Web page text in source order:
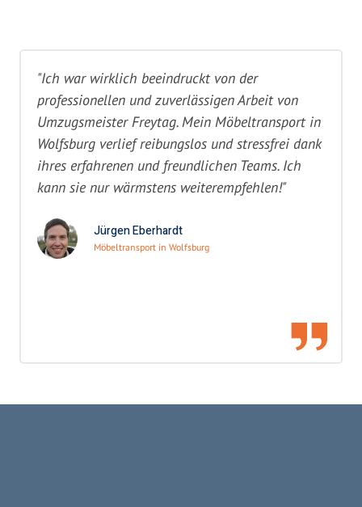
"Ich war wirklich beeindruckt von der
professionellen und zuverlässigen Arbeit von
Umzugsmeister Freytag. Mein Möbeltransport in
Wolfsburg verlief reibungslos und stressfrei dank
ihres erfahrenen und freundlichen Teams. Ich
kann sie nur wärmstens weiterempfehlen!"
Jürgen Eberhardt
Möbeltransport in Wolfsburg